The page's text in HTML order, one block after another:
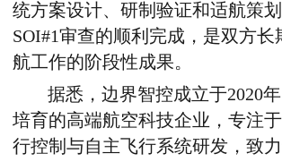
统方案设计、研制验证和适航策
SOI#1审查的顺利完成，是双方长
航工作的阶段性成果。
据悉，边界智控成立于2020
培育的高端航空科技企业，专注
行控制与自主飞行系统研发，致